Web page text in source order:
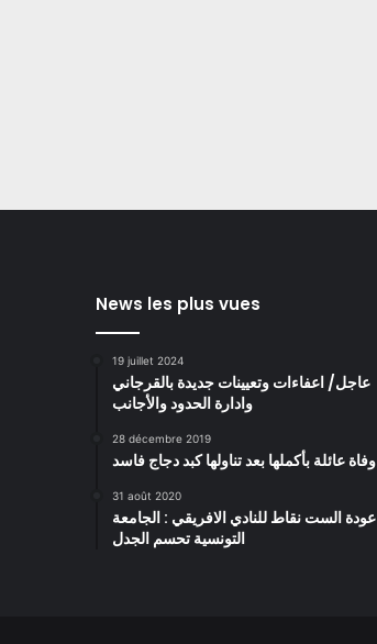
News les plus vues
19 juillet 2024
عاجل/ اعفاءات وتعيينات جديدة بالقرجاني
وادارة الحدود والأجانب
28 décembre 2019
وفاة عائلة بأكملها بعد تناولها كبد دجاج فاسد
31 août 2020
عودة الست نقاط للنادي الافريقي : الجامعة
التونسية تحسم الجدل